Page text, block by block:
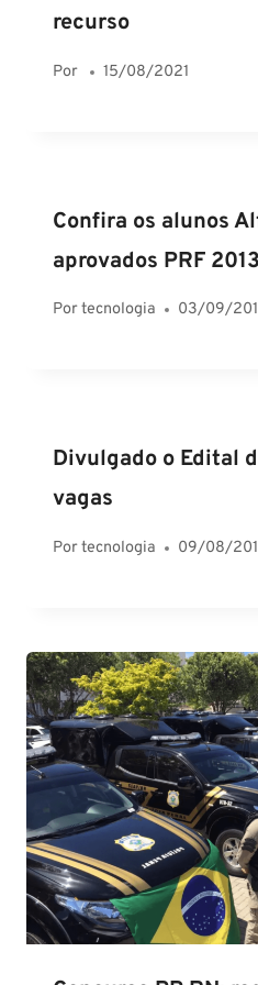
recurso
Por 15/08/2021
Confira os alunos
aprovados PRF 2013
Portecnologia 03/09/
Divulgado o Edital
vagas
Portecnologia 09/08/